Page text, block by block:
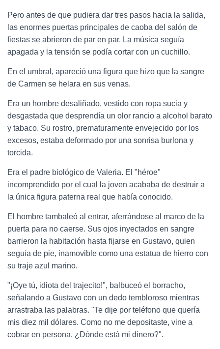
Pero antes de que pudiera dar tres pasos hacia la salida,
las enormes puertas principales de caoba del salón de
fiestas se abrieron de par en par. La música seguía
apagada y la tensión se podía cortar con un cuchillo.
En el umbral, apareció una figura que hizo que la sangre
de Carmen se helara en sus venas.
Era un hombre desaliñado, vestido con ropa sucia y
desgastada que desprendía un olor rancio a alcohol barato
y tabaco. Su rostro, prematuramente envejecido por los
excesos, estaba deformado por una sonrisa burlona y
torcida.
Era el padre biológico de Valeria. El "héroe"
incomprendido por el cual la joven acababa de destruir a
la única figura paterna real que había conocido.
El hombre tambaleó al entrar, aferrándose al marco de la
puerta para no caerse. Sus ojos inyectados en sangre
barrieron la habitación hasta fijarse en Gustavo, quien
seguía de pie, inamovible como una estatua de hierro con
su traje azul marino.
"¡Oye tú, idiota del trajecito!", balbuceó el borracho,
señalando a Gustavo con un dedo tembloroso mientras
arrastraba las palabras. "Te dije por teléfono que quería
mis diez mil dólares. Como no me depositaste, vine a
cobrar en persona. ¿Dónde está mi dinero?".